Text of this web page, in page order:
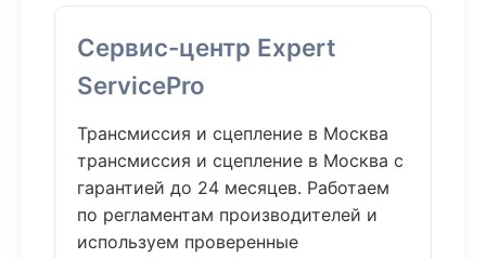
Сервис-центр Expert
ServicePro
Трансмиссия и сцепление в Москва
трансмиссия и сцепление в Москва с
гарантией до 24 месяцев. Работаем
по регламентам производителей и
используем проверенные